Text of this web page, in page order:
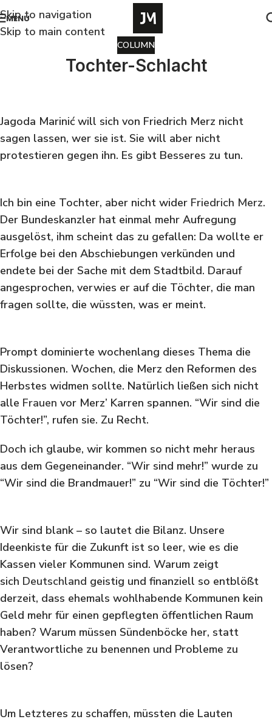
Skip to navigation
Skip to main content
MENU
COLUMN
Tochter-Schlacht
Jagoda Marinić will sich von Friedrich Merz nicht
sagen lassen, wer sie ist. Sie will aber nicht
protestieren gegen ihn. Es gibt Besseres zu tun.
Ich bin eine Tochter, aber nicht wider Friedrich Merz.
Der Bundeskanzler hat einmal mehr Aufregung
ausgelöst, ihm scheint das zu gefallen: Da wollte er
Erfolge bei den Abschiebungen verkünden und
endete bei der Sache mit dem Stadtbild. Darauf
angesprochen, verwies er auf die Töchter, die man
fragen sollte, die wüssten, was er meint.
Prompt dominierte wochenlang dieses Thema die
Diskussionen. Wochen, die Merz den Reformen des
Herbstes widmen sollte. Natürlich ließen sich nicht
alle Frauen vor Merz’ Karren spannen. “Wir sind die
Töchter!”, rufen sie. Zu Recht.
Doch ich glaube, wir kommen so nicht mehr heraus
aus dem Gegeneinander. “Wir sind mehr!” wurde zu
“Wir sind die Brandmauer!” zu “Wir sind die Töchter!”
Wir sind blank – so lautet die Bilanz. Unsere
Ideenkiste für die Zukunft ist so leer, wie es die
Kassen vieler Kommunen sind. Warum zeigt
sich Deutschland geistig und finanziell so entblößt
derzeit, dass ehemals wohlhabende Kommunen kein
Geld mehr für einen gepflegten öffentlichen Raum
haben? Warum müssen Sündenböcke her, statt
Verantwortliche zu benennen und Probleme zu
lösen?
Um Letzteres zu schaffen, müssten die Lauten